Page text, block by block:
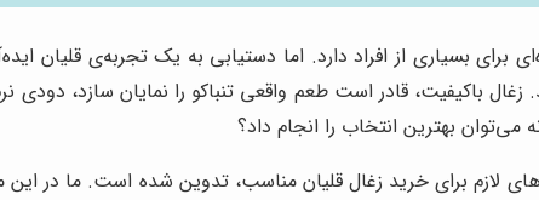
بسیاری از افراد دارد. اما دستیابی به یک تجربه‌ی قلیان
باکیفیت، قادر است طعم واقعی تنباکو را نمایان سازد، دودی
می‌توان بهترین انتخاب را انجام داد؟
لازم برای خرید زغال قلیان مناسب، تدوین شده است. ما در این